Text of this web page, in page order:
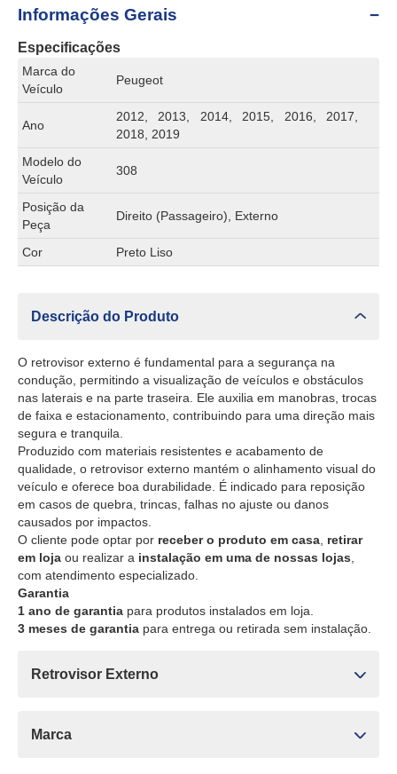
Informações Gerais
Especificações
Marca do
Veículo
Peugeot
Ano
2012, 2013, 2014, 2015, 2016, 2017,
2018, 2019
Modelo do
Veículo
308
Posição da
Peça
Direito (Passageiro), Externo
Cor Preto Liso
Descrição do Produto
O retrovisor externo é fundamental para a segurança na
condução, permitindo a visualização de veículos e obstáculos
nas laterais e na parte traseira. Ele auxilia em manobras, trocas
de faixa e estacionamento, contribuindo para uma direção mais
segura e tranquila.
Produzido com materiais resistentes e acabamento de
qualidade, o retrovisor externo mantém o alinhamento visual do
veículo e oferece boa durabilidade. É indicado para reposição
em casos de quebra, trincas, falhas no ajuste ou danos
causados por impactos.
O cliente pode optar por receber o produto em casa retirar
em loja ou realizar a instalação em uma de nossas lojas
com atendimento especializado.
Garantia
1 ano de garantia para produtos instalados em loja.
3 meses de garantia para entrega ou retirada sem instalação.
Retrovisor Externo
Marca